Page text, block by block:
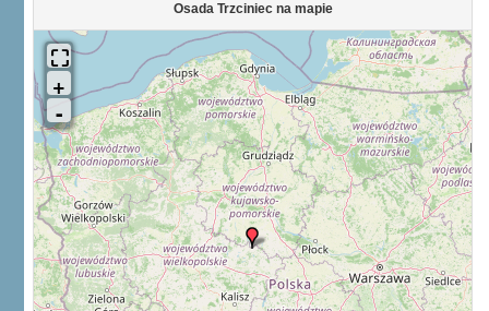
Osada Trzciniec na mapie